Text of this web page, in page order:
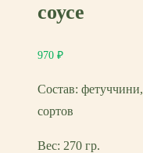
соусе
970 ₽
Состав:
сортов
Вес: 270 гр.